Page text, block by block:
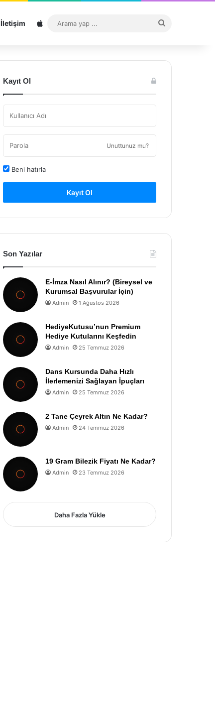
İletişim Sitemap
...
Kayıt Ol
Unuttunuz mu?
Beni hatırla
Kayıt Ol
Son Yazılar
E-İmza Nasıl Alınır? (Bireysel ve
Kurumsal Başvurular İçin)
Admin 1 Ağustos 2026
HediyeKutusu’nun Premium
Hediye Kutularını Keşfedin
Admin 25 Temmuz 2026
Dans Kursunda Daha Hızlı
İlerlemenizi Sağlayan İpuçları
Admin 25 Temmuz 2026
2 Tane Çeyrek Altın Ne Kadar?
Admin 24 Temmuz 2026
19 Gram Bilezik Fiyatı Ne Kadar?
Admin 23 Temmuz 2026
Daha Fazla Yükle